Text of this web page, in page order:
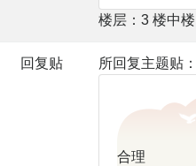
楼层：3 楼中
回复贴 所回复主题贴
合理